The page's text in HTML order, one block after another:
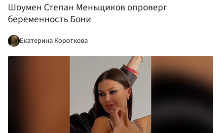
Шоумен Степан Меньщиков опроверг
беременность Бони
Екатерина Короткова